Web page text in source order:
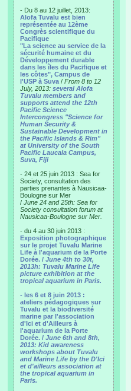
- Du 8 au 12 juillet, 2013:
Alofa Tuvalu est bien
représentée au 12ème
Congrès scientifique du
Pacifique
"La science au service de la
sécurité humaine et du
Développement durable
dans les îles du Pacifique et
les côtes", Campus de
l'USP à Suva / From 8 to 12
July, 2013: several Alofa
Tuvalu members and
supports attend the 12th
Pacific Science
Intercongress "Science for
Human Security &
Sustainable Development in
the Pacific Islands & Rim"
at University of the South
Pacific Laucala Campus,
Suva, Fiji
- 24 et 25 juin 2013 : Sea for
Society, consultation des
parties prenantes à Nausicaa-
Boulogne sur Mer
/ June 24 and 25th: Sea for
Society consultation forum at
Nausicaa-Boulogne sur Mer.
- du 4 au 30 juin 2013 :
Exposition photographique
sur le projet Tuvalu Marine
Life à l'aquarium de la Porte
Dorée. / June 4th to 30t,
2013h: Tuvalu Marine Life
picture exhibition at the
tropical aquarium in Paris.
- les 6 et 8 juin 2013 :
ateliers pédagogiques sur
Tuvalu et la biodiversité
marine par l'association
d'Ici et d'Ailleurs à
l'aquarium de la Porte
Dorée. / June 6th and 8th,
2013: Kid awareness
workshops about Tuvalu
and Marine Life by the D'Ici
et d'ailleurs association at
the tropical aquarium in
Paris.